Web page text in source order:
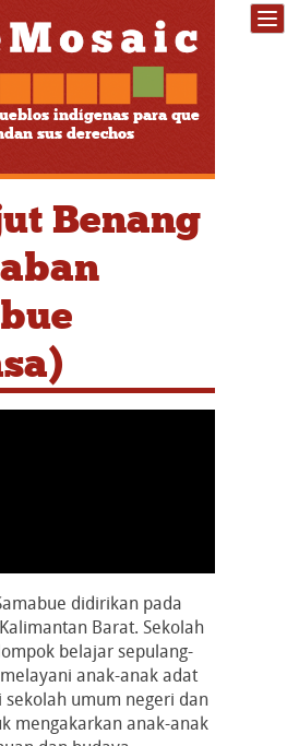
indígenas para que
sus derechos
Benang
didirikan pada
Barat. Sekolah
belajar sepulang-
anak-anak adat
umum negeri dan
mengakarkan anak-anak